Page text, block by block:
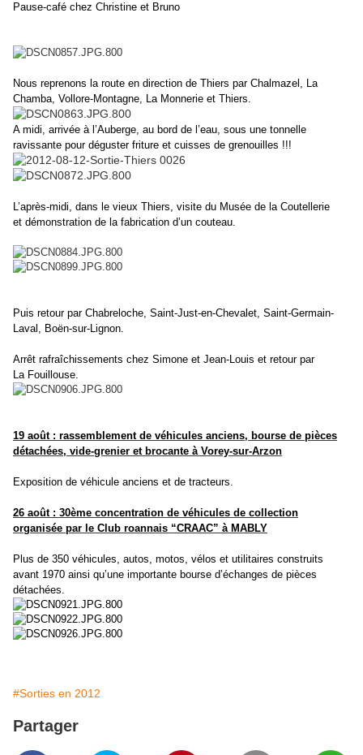
Pause-café chez Christine et Bruno
Nous reprenons la route en direction de Thiers par Chalmazel, La
Chamba, Vollore-Montagne, La Monnerie et Thiers.
A midi, arrivée à l’Auberge, au bord de l’eau, sous une tonnelle
ravissante pour déguster friture et cuisses de grenouilles !!!
L’après-midi, dans le vieux Thiers, visite du Musée de la Coutellerie
et démonstration de la fabrication d’un couteau.
Puis retour par Chabreloche, Saint-Just-en-Chevalet, Saint-Germain-
Laval, Boën-sur-Lignon.
Arrêt rafraîchissements chez Simone et Jean-Louis et retour par
La Fouillouse.
19 août : rassemblement de véhicules anciens, bourse de pièces
détachées, vide-grenier et brocante à Vorey-sur-Arzon
Exposition de véhicule anciens et de tracteurs.
26 août : 30ème concentration de véhicules de collection
organisée par le Club roannais “CRAAC” à MABLY
Plus de 350 véhicules, autos, motos, vélos et utilitaires construits
avant 1970 ainsi qu’une importante bourse d’échanges de pièces
détachées.
#Sorties en 2012
Partager